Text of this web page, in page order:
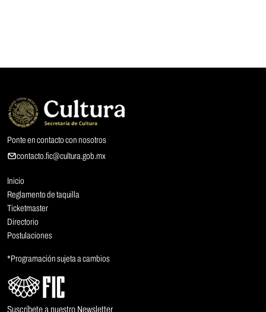
Ponte en contacto con nosotros
contacto.fic@cultura.gob.mx
Inicio
Reglamento de taquilla
Ticketmaster
Directorio
Postulaciones
*Programación sujeta a cambios
Suscríbete a nuestro Newsletter